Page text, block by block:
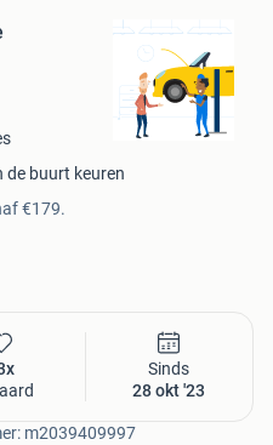
de buurt keuren
€179.
Sinds
28 okt '23
m2039409997